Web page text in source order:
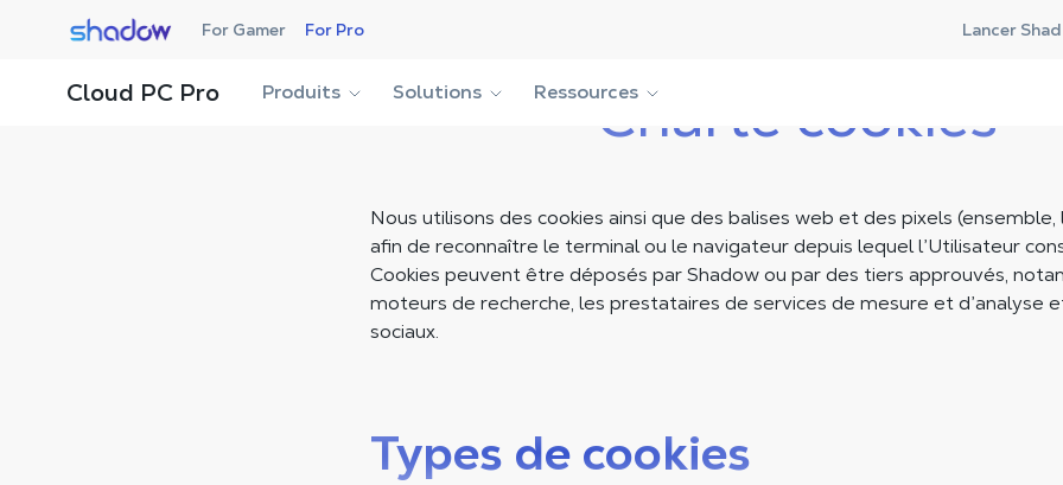
Shadow.tech For Gamer For Pro Lancer
Cloud PC Pro Produits Solutions RessourcesCharte cookies
Nous utilisons des cookies ainsi que des balises web et des pixels (ensemble,
afin de reconnaître le terminal ou le navigateur depuis lequel l’Utilisateur
Cookies peuvent être déposés par Shadow ou par des tiers approuvés,
moteurs de recherche, les prestataires de services de mesure et d’analyse
sociaux.
Types de cookies